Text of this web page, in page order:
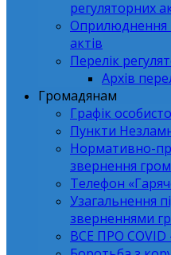
регуляторних
Оприлюднення
актів
Перелік
Архів
Громадянам
Графік
Пункти
Нормативно-
звернення
Телефон
Узагальнення
зверненнями
ВСЕ ПРО СОVID